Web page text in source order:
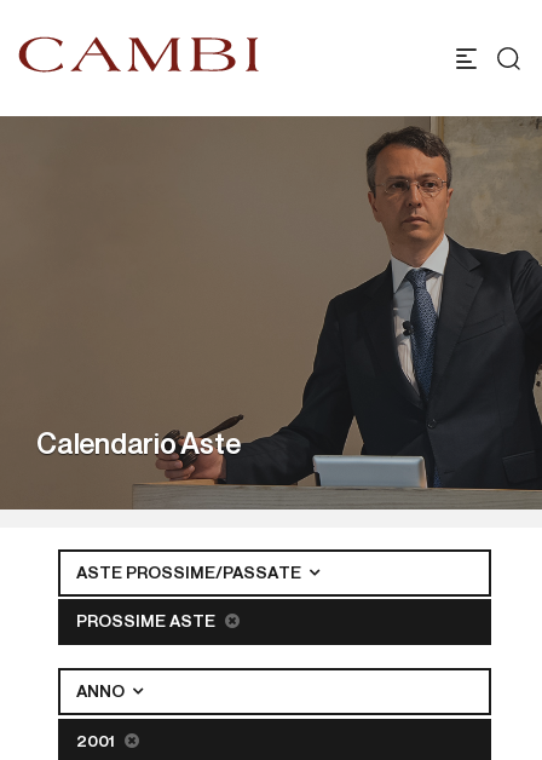
Calendario Aste
ASTE PROSSIME/PASSATE
PROSSIME ASTE
ANNO
2001